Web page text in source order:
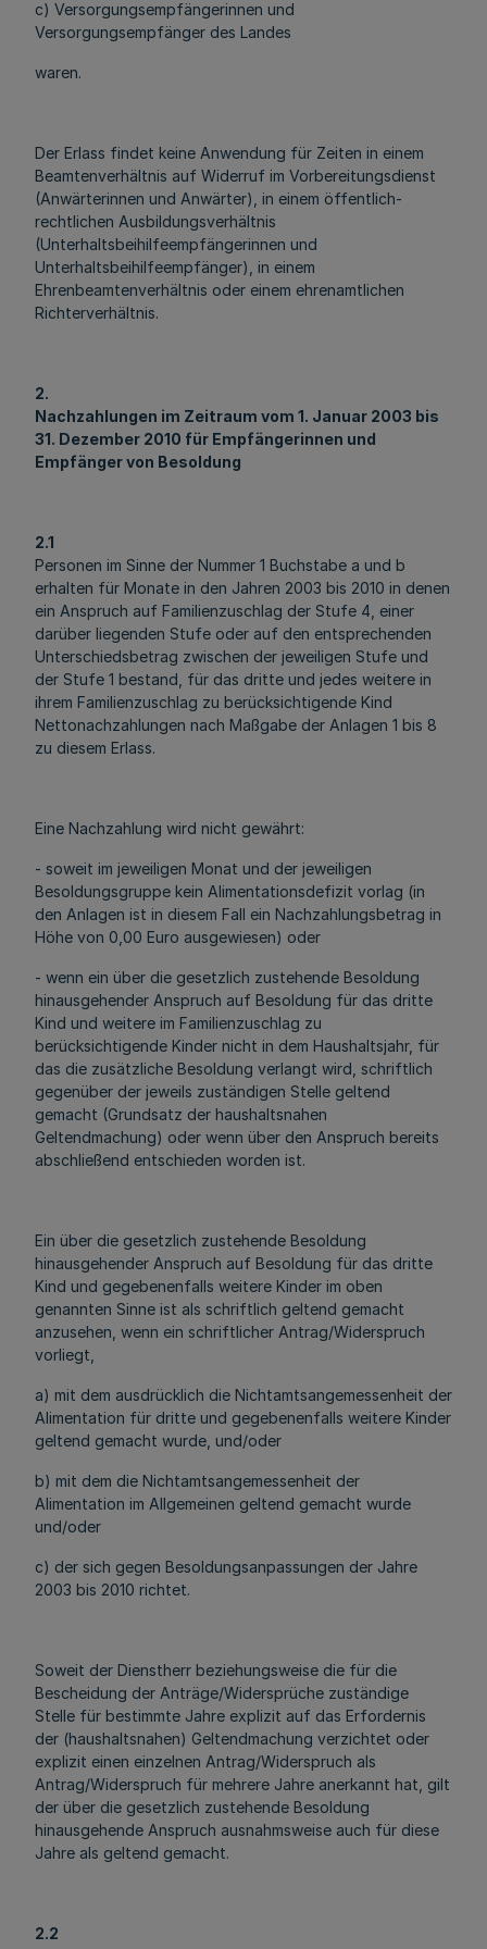
c) Versorgungsempfängerinnen und
Versorgungsempfänger des Landes
waren.
Der Erlass findet keine Anwendung für Zeiten in einem
Beamtenverhältnis auf Widerruf im Vorbereitungsdienst
(Anwärterinnen und Anwärter), in einem öffentlich-
rechtlichen Ausbildungsverhältnis
(Unterhaltsbeihilfeempfängerinnen und
Unterhaltsbeihilfeempfänger), in einem
Ehrenbeamtenverhältnis oder einem ehrenamtlichen
Richterverhältnis.
2.
Nachzahlungen im Zeitraum vom 1. Januar 2003 bis
31. Dezember 2010 für Empfängerinnen und
Empfänger von Besoldung
2.1
Personen im Sinne der Nummer 1 Buchstabe a und b
erhalten für Monate in den Jahren 2003 bis 2010 in denen
ein Anspruch auf Familienzuschlag der Stufe 4, einer
darüber liegenden Stufe oder auf den entsprechenden
Unterschiedsbetrag zwischen der jeweiligen Stufe und
der Stufe 1 bestand, für das dritte und jedes weitere in
ihrem Familienzuschlag zu berücksichtigende Kind
Nettonachzahlungen nach Maßgabe der Anlagen 1 bis 8
zu diesem Erlass.
Eine Nachzahlung wird nicht gewährt:
- soweit im jeweiligen Monat und der jeweiligen
Besoldungsgruppe kein Alimentationsdefizit vorlag (in
den Anlagen ist in diesem Fall ein Nachzahlungsbetrag in
Höhe von 0,00 Euro ausgewiesen) oder
- wenn ein über die gesetzlich zustehende Besoldung
hinausgehender Anspruch auf Besoldung für das dritte
Kind und weitere im Familienzuschlag zu
berücksichtigende Kinder nicht in dem Haushaltsjahr, für
das die zusätzliche Besoldung verlangt wird, schriftlich
gegenüber der jeweils zuständigen Stelle geltend
gemacht (Grundsatz der haushaltsnahen
Geltendmachung) oder wenn über den Anspruch bereits
abschließend entschieden worden ist.
Ein über die gesetzlich zustehende Besoldung
hinausgehender Anspruch auf Besoldung für das dritte
Kind und gegebenenfalls weitere Kinder im oben
genannten Sinne ist als schriftlich geltend gemacht
anzusehen, wenn ein schriftlicher Antrag/Widerspruch
vorliegt,
a) mit dem ausdrücklich die Nichtamtsangemessenheit der
Alimentation für dritte und gegebenenfalls weitere Kinder
geltend gemacht wurde, und/oder
b) mit dem die Nichtamtsangemessenheit der
Alimentation im Allgemeinen geltend gemacht wurde
und/oder
c) der sich gegen Besoldungsanpassungen der Jahre
2003 bis 2010 richtet.
Soweit der Dienstherr beziehungsweise die für die
Bescheidung der Anträge/Widersprüche zuständige
Stelle für bestimmte Jahre explizit auf das Erfordernis
der (haushaltsnahen) Geltendmachung verzichtet oder
explizit einen einzelnen Antrag/Widerspruch als
Antrag/Widerspruch für mehrere Jahre anerkannt hat, gilt
der über die gesetzlich zustehende Besoldung
hinausgehende Anspruch ausnahmsweise auch für diese
Jahre als geltend gemacht.
2.2